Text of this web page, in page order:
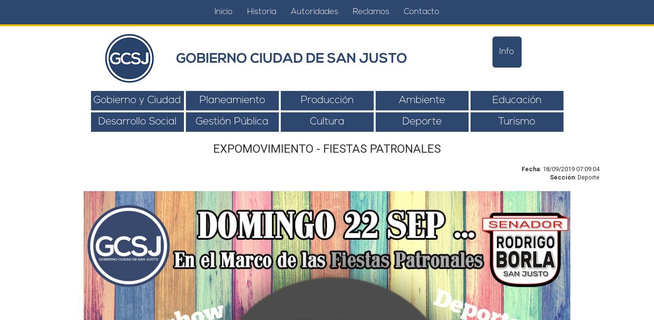
Inicio Historia Autoridades Reclamos Contacto
GOBIERNO CIUDAD DE SAN JUSTO
Info
Gobierno y Ciudad Planeamiento Producción Ambiente Educación
Desarrollo Social Gestión Pública Cultura Deporte Turismo
EXPOMOVIMIENTO - FIESTAS PATRONALES
Fecha: 18/09/2019 07:09:04
Sección: Deporte